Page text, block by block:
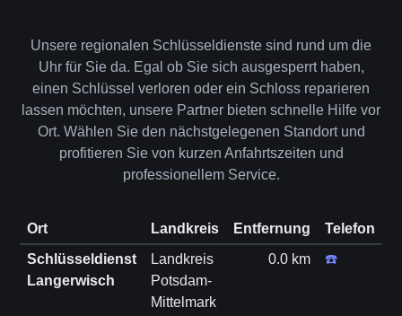
Unsere regionalen Schlüsseldienste sind rund um die
Uhr für Sie da. Egal ob Sie sich ausgesperrt haben,
einen Schlüssel verloren oder ein Schloss reparieren
lassen möchten, unsere Partner bieten schnelle Hilfe vor
Ort. Wählen Sie den nächstgelegenen Standort und
profitieren Sie von kurzen Anfahrtszeiten und
professionellem Service.
Ort Landkreis Entfernung
Telefon
Schlüsseldienst
Langerwisch
Landkreis
Potsdam-
Mittelmark
0.0 km ☎️